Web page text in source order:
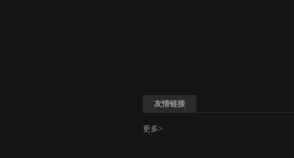
友情链接
更多>